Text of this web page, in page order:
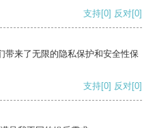
支持[0] 反对[0]
带来了无限的隐私保护和安全性保
支持[0] 反对[0]